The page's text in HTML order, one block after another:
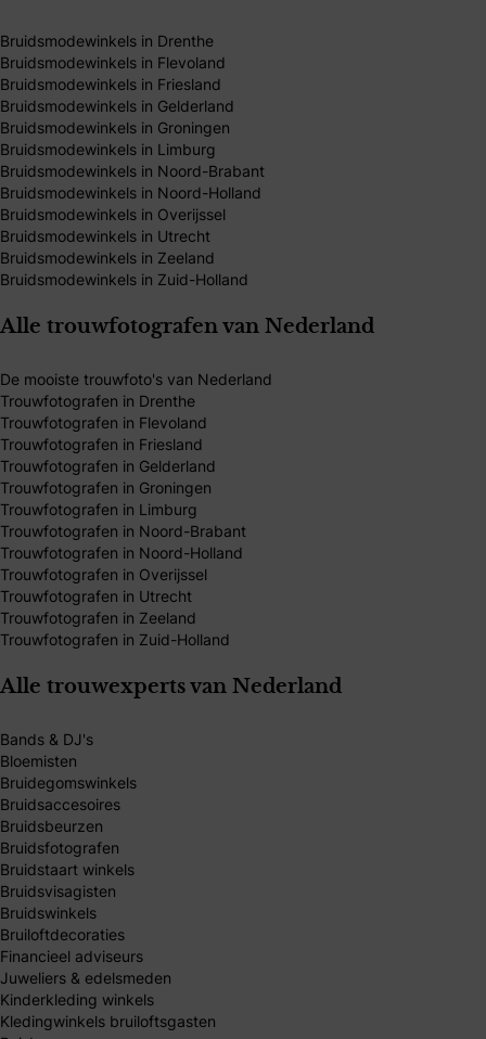
Bruidsmodewinkels in Drenthe
Bruidsmodewinkels in Flevoland
Bruidsmodewinkels in Friesland
Bruidsmodewinkels in Gelderland
Bruidsmodewinkels in Groningen
Bruidsmodewinkels in Limburg
Bruidsmodewinkels in Noord-Brabant
Bruidsmodewinkels in Noord-Holland
Bruidsmodewinkels in Overijssel
Bruidsmodewinkels in Utrecht
Bruidsmodewinkels in Zeeland
Bruidsmodewinkels in Zuid-Holland
Alle trouwfotografen van Nederland
De mooiste trouwfoto's van Nederland
Trouwfotografen in Drenthe
Trouwfotografen in Flevoland
Trouwfotografen in Friesland
Trouwfotografen in Gelderland
Trouwfotografen in Groningen
Trouwfotografen in Limburg
Trouwfotografen in Noord-Brabant
Trouwfotografen in Noord-Holland
Trouwfotografen in Overijssel
Trouwfotografen in Utrecht
Trouwfotografen in Zeeland
Trouwfotografen in Zuid-Holland
Alle trouwexperts van Nederland
Bands & DJ's
Bloemisten
Bruidegomswinkels
Bruidsaccesoires
Bruidsbeurzen
Bruidsfotografen
Bruidstaart winkels
Bruidsvisagisten
Bruidswinkels
Bruiloftdecoraties
Financieel adviseurs
Juweliers & edelsmeden
Kinderkleding winkels
Kledingwinkels bruiloftsgasten